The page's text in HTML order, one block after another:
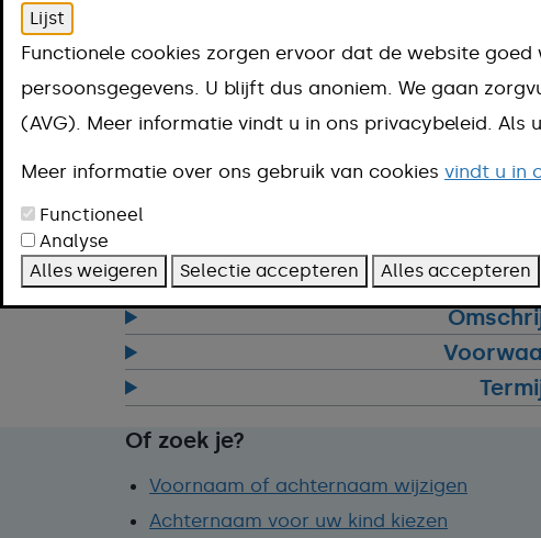
Aanpak
Zo doet u een verzoek aanduiding
Klant Contact Centrum (KCC) van de
Of zoek je?
Voornaam of achternaam wijzigen
Achternaam voor uw kind kiezen
Lijst
Functionele cookies zorgen ervoor dat de website
persoonsgegevens. U blijft dus anoniem. We gaan
(AVG). Meer informatie vindt u in ons privacybeleid.
Meer informatie over ons gebruik van cookies vindt u in
Functioneel
Analyse
Alles weigeren
Selectie accepteren Alles accepteren